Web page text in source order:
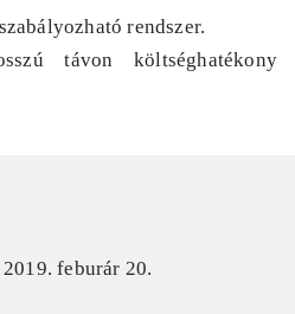
rendszer.
távon költséghatékony
feburár 20.